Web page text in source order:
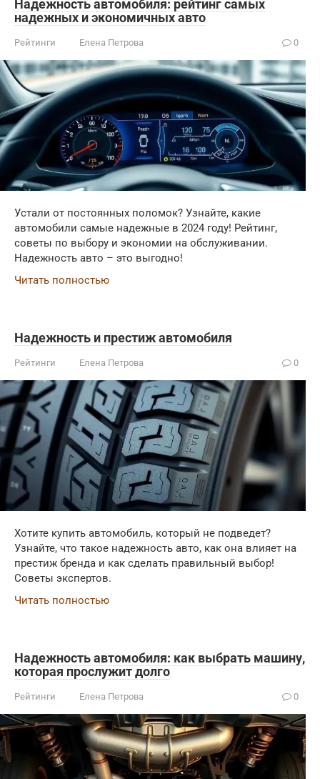
Надежность автомобиля: рейтинг самых
надежных и экономичных авто
Рейтинги Елена Петрова 0
Устали от постоянных поломок? Узнайте, какие
автомобили самые надежные в 2024 году! Рейтинг,
советы по выбору и экономии на обслуживании.
Надежность авто – это выгодно!
Читать полностью
Надежность и престиж автомобиля
Рейтинги Елена Петрова 0
Хотите купить автомобиль, который не подведет?
Узнайте, что такое надежность авто, как она влияет на
престиж бренда и как сделать правильный выбор!
Советы экспертов.
Читать полностью
Надежность автомобиля: как выбрать машину,
которая прослужит долго
Рейтинги Елена Петрова 0